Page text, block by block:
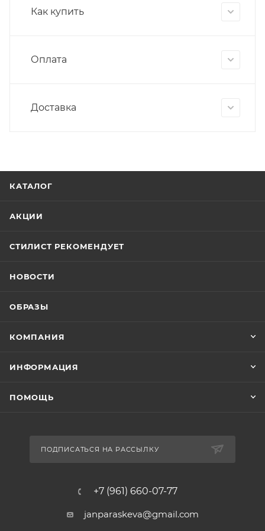
Как купить
Оплата
Доставка
КАТАЛОГ
АКЦИИ
СТИЛИСТ РЕКОМЕНДУЕТ
НОВОСТИ
ОБРАЗЫ
КОМПАНИЯ
ИНФОРМАЦИЯ
ПОМОЩЬ
ПОДПИСАТЬСЯ НА РАССЫЛКУ
+7 (961) 660-07-77
janparaskeva@gmail.com